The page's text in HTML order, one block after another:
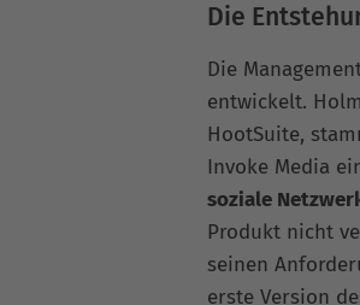
Die
Die
entwickelt.
HootSuite,
Invoke Media
soziale
Produkt nicht
seinen
erste Version